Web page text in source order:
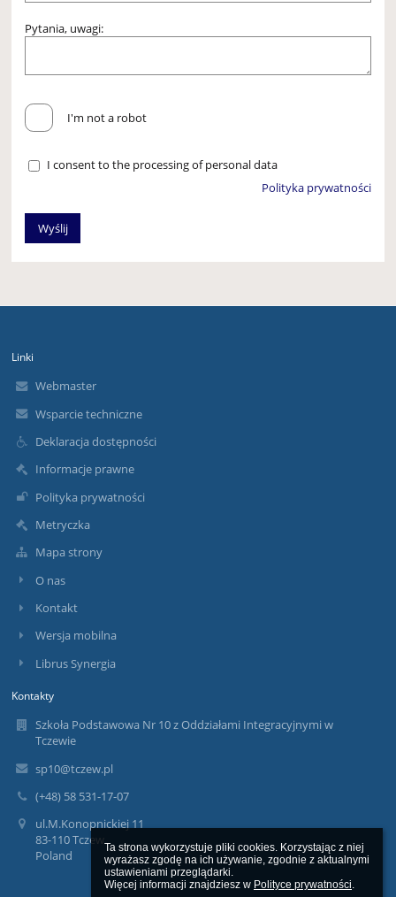
Ta strona wykorzystuje pliki cookies. Korzystając z niej
wyrażasz zgodę na ich używanie, zgodnie z aktualnymi
ustawieniami przeglądarki.
Więcej informacji znajdziesz w Polityce prywatności.
Pytania, uwagi:
I'm not a robot
I consent to the processing of personal data
Polityka prywatności
Linki
Webmaster
Wsparcie techniczne
Deklaracja dostępności
Informacje prawne
Polityka prywatności
Metryczka
Mapa strony
O nas
Kontakt
Wersja mobilna
Librus Synergia
Kontakty
Szkoła Podstawowa Nr 10 z Oddziałami Integracyjnymi w
Tczewie
sp10@tczew.pl
(+48) 58 531-17-07
ul.M.Konopnickiej 11
83-110 Tczew
Poland